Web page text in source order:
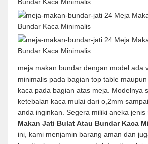
meja makan bundar dengan model ada
minimalis pada bagian top table
kaca pada bagian atas meja. Modelnya
ketebalan kaca mulai dari o,2mm
anda inginkan. Segera miliki aneka jenis
Makan Jati Bulat Atau Bundar Kaca
ini, kami menjamin barang aman dan